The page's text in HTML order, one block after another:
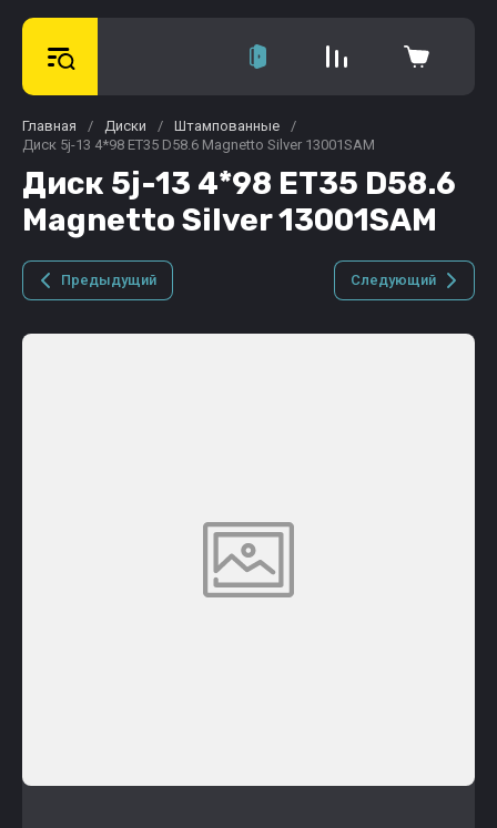
Главная / Диски / Штампованные
/
Диск 5j-13 4*98 ET35 D58.6 Magnetto Silver 13001SAM
Диск 5j-13 4*98 ET35 D58.6
Magnetto Silver 13001SAM
Предыдущий Следующий